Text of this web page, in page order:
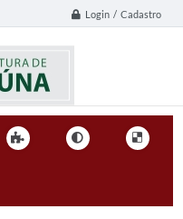
Login / Cadastro